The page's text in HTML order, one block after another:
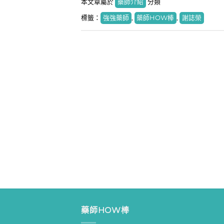
本文章屬於 藥師介紹 分類
標籤： 強強藥師 , 藥師HOW棒 , 謝誌榮
藥師HOW棒